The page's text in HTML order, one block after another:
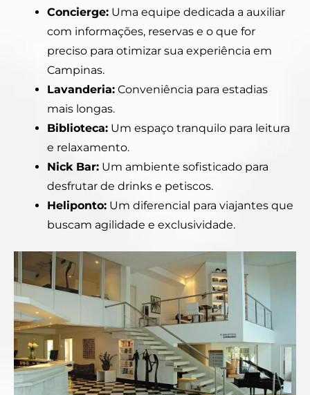
Concierge: Uma equipe dedicada a auxiliar
com informações, reservas e o que for
preciso para otimizar sua experiência em
Campinas.
Lavanderia: Conveniência para estadias
mais longas.
Biblioteca: Um espaço tranquilo para leitura
e relaxamento.
Nick Bar: Um ambiente sofisticado para
desfrutar de drinks e petiscos.
Heliponto: Um diferencial para viajantes que
buscam agilidade e exclusividade.